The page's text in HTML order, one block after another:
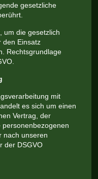
gesetzliche
um die gesetzlich
den Einsatz
Rechtsgrundlage
mit
es sich um einen
Vertrag, der
nach unseren
der DSGVO